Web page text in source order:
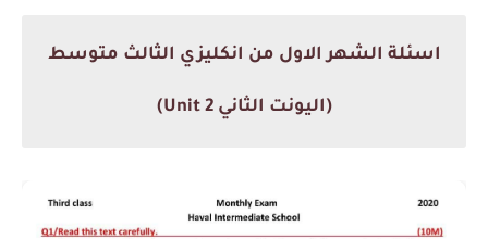
اسئلة الشهر الاول من انكليزي الثالث متوسط
(اليونت الثاني Unit 2)